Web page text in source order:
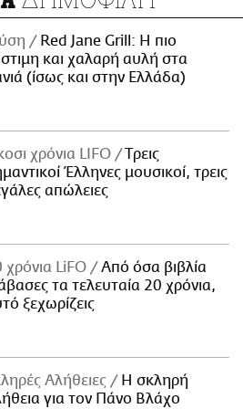
Red Jane Grill: Η πιο
και χαλαρή αυλή στα
(ίσως και στην Ελλάδα)
χρόνια LIFO
Tρεις
Έλληνες μουσικοί, τρεις
απώλειες
χρόνια LiFO
Από όσα βιβλία
τα τελευταία 20 χρόνια,
ξεχωρίζεις
Αλήθειες
H σκληρή
για τον Πάνο Βλάχο